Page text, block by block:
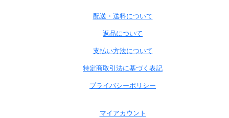
配送・送料について
返品について
支払い方法について
特定商取引法に基づく表記
プライバシーポリシー
マイアカウント